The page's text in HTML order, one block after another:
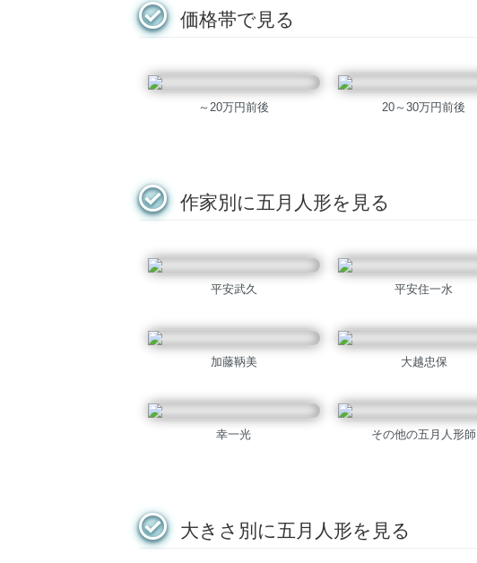
価格帯で見る
～20万円前後 20～30万円前後
作家別に五月人形を見る
平安武久 平安住一水
加藤鞆美 大越忠保
幸一光 その他の五月人形師
大きさ別に五月人形を見る